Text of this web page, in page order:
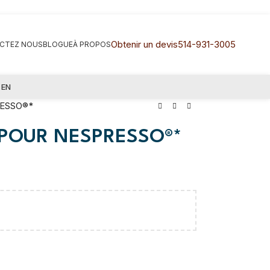
NOUSBLOGUEÀ PROPOSObtenir un devis514-931-3005
EN
NESPRESSO®*